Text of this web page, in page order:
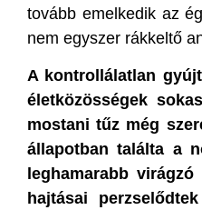
tovább emelkedik az
nem egyszer rákkeltő
A kontrollálatlan
életközösségek
mostani tűz még
állapotban találta a
leghamarabb
hajtásai